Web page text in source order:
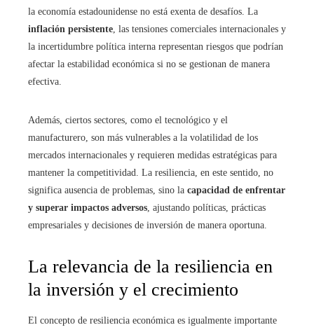
la economía estadounidense no está exenta de desafíos. La
inflación persistente, las tensiones comerciales internacionales y
la incertidumbre política interna representan riesgos que podrían
afectar la estabilidad económica si no se gestionan de manera
efectiva.
Además, ciertos sectores, como el tecnológico y el
manufacturero, son más vulnerables a la volatilidad de los
mercados internacionales y requieren medidas estratégicas para
mantener la competitividad. La resiliencia, en este sentido, no
significa ausencia de problemas, sino la capacidad de enfrentar
y superar impactos adversos, ajustando políticas, prácticas
empresariales y decisiones de inversión de manera oportuna.
La relevancia de la resiliencia en
la inversión y el crecimiento
El concepto de resiliencia económica es igualmente importante